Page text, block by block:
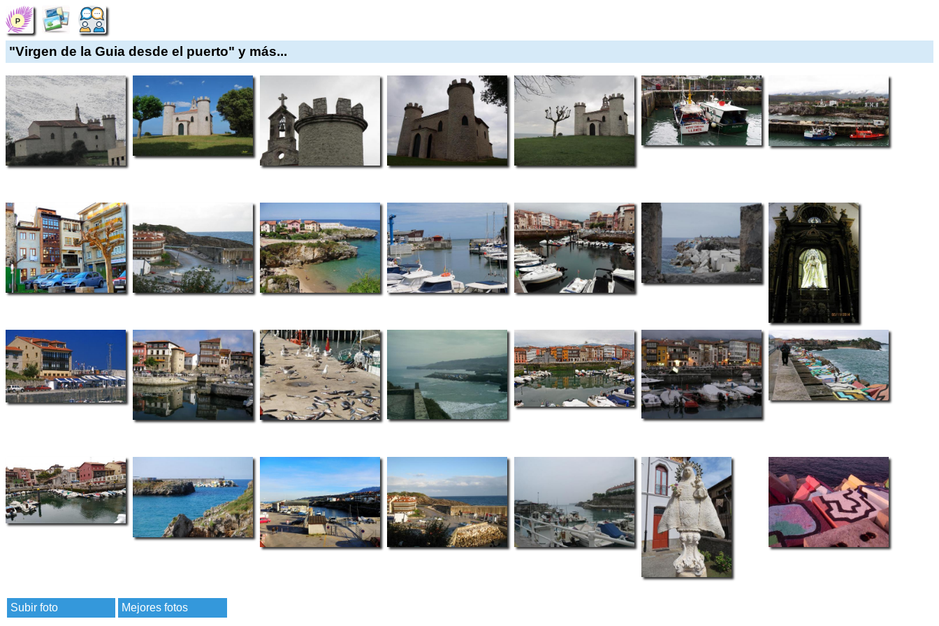
"Virgen de la Guia desde el puerto" y más...
Subir foto Mejores fotos